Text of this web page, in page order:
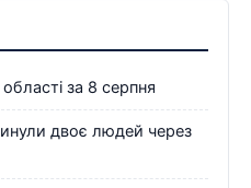
за 8 серпня
двоє людей через